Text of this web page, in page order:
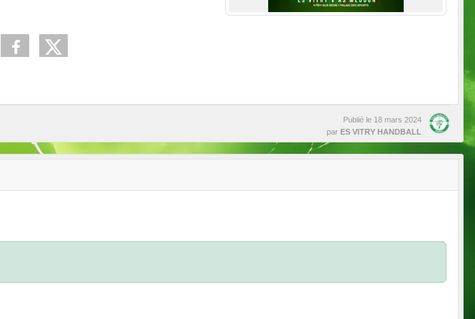
Publié le 18 mars 2024
par ES VITRY HANDBALL